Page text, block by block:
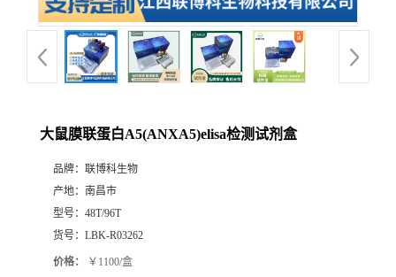
大鼠膜联蛋白A5(ANXA5)elisa检测试剂盒
品牌： 联博科生物
产地： 南昌市
型号： 48T/96T
货号： LBK-R03262
价格： ￥1100/盒